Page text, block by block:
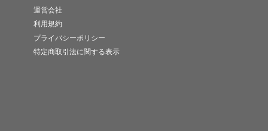
運営会社
利用規約
プライバシーポリシー
特定商取引法に関する表示